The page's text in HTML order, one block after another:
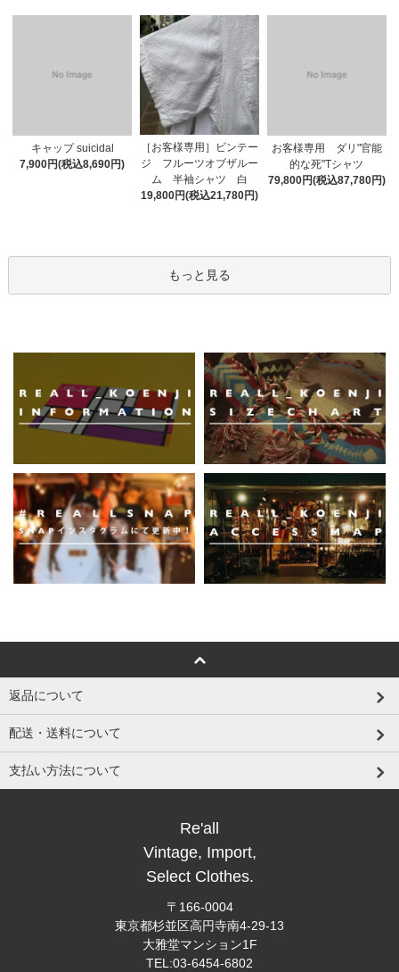
キャップ suicidal
7,900円(税込8,690円)
［お客様専用］ビンテー
ジ フルーツオブザルー
ム 半袖シャツ 白
19,800円(税込21,780円)
お客様専用 ダリ"官能
的な死"Tシャツ
79,800円(税込87,780円)
もっと見る
返品について
配送・送料について
支払い方法について
Re'all
Vintage, Import,
Select Clothes.
〒166-0004
東京都杉並区高円寺南4-29-13
大雅堂マンション1F
TEL:03-6454-6802